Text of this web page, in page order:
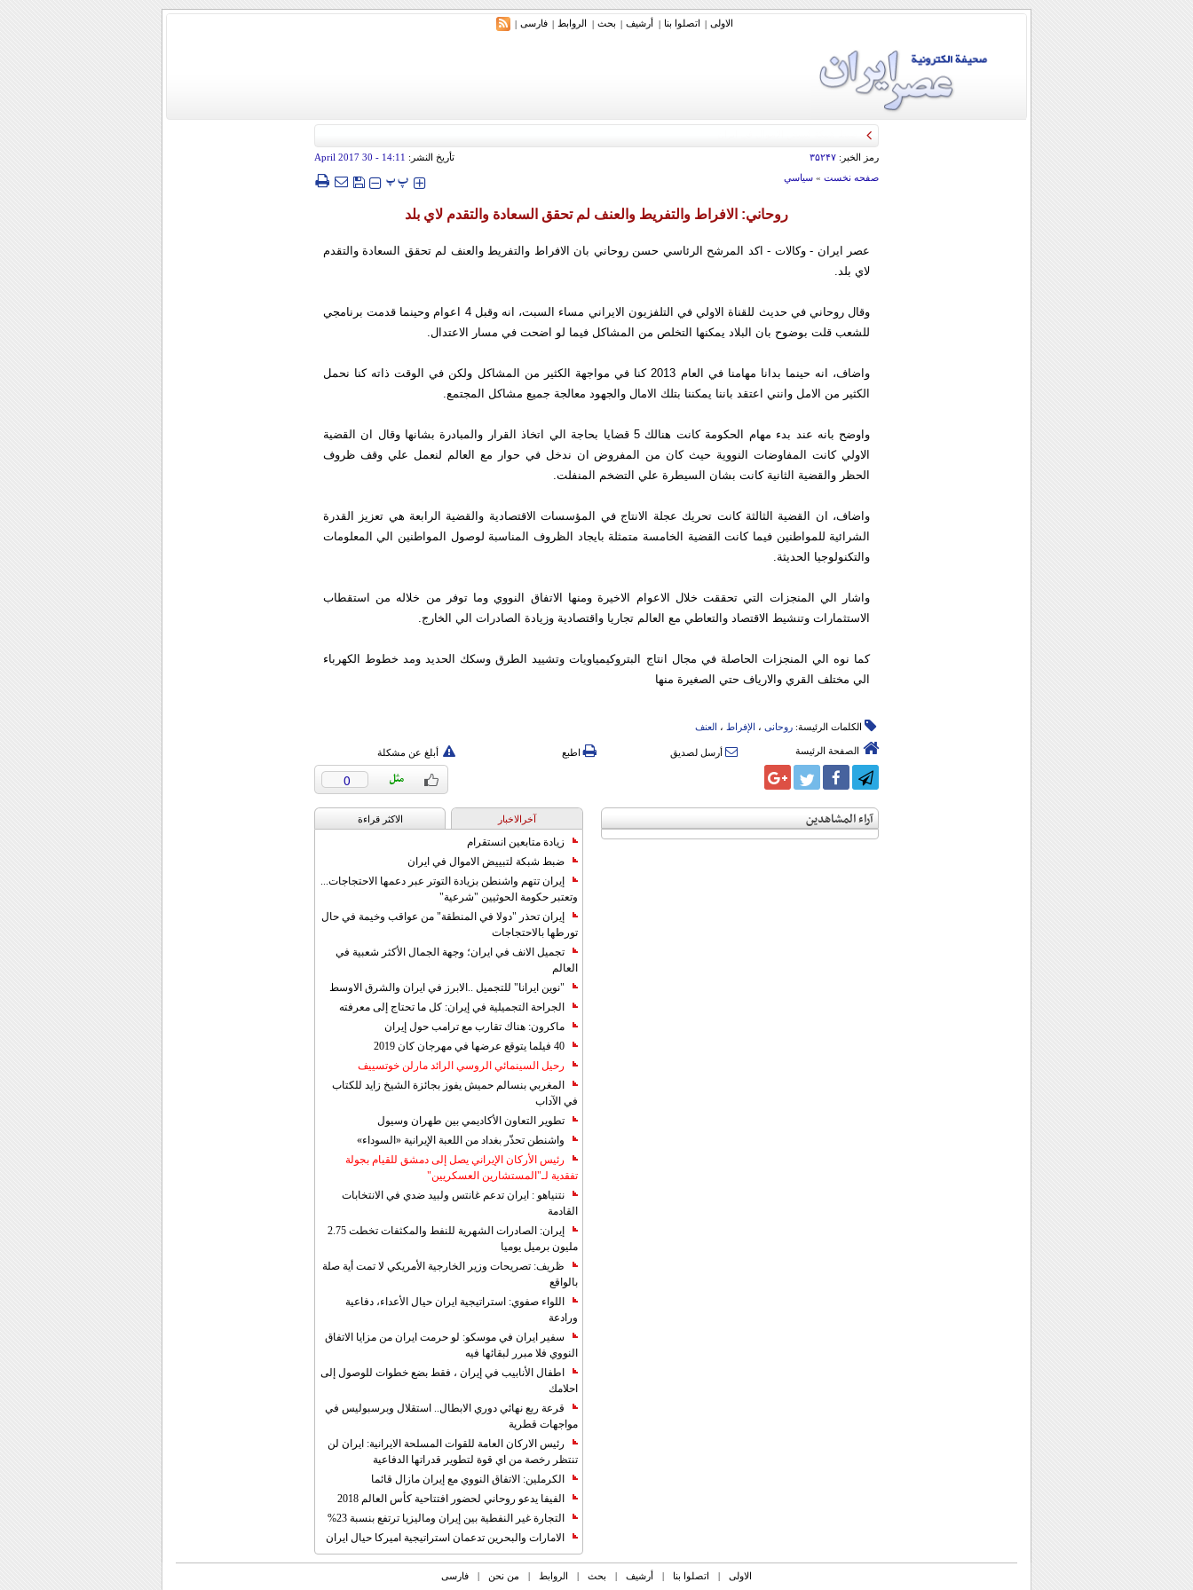
الاولی | اتصلوا بنا | أرشیف | بحث | الروابط | فارسی |
رمز الخبر: ۳۵۲۴۷ تأريخ النشر: 14:11
- 30 April 2017
صفحه نخست» سياسي ‍‍‍ پپ
روحاني: الافراط والتفريط والعنف لم تحقق السعادة والتقدم لاي بلد
عصر ايران - وكالات - اكد المرشح الرئاسي حسن روحاني بان الافراط والتفريط والعنف لم تحقق السعادة والتقدم
لاي بلد.
وقال روحاني في حديث للقناة الاولي في التلفزيون الايراني مساء السبت، انه وقبل 4 اعوام وحينما قدمت برنامجي
للشعب قلت بوضوح بان البلاد يمكنها التخلص من المشاكل فيما لو اضحت في مسار الاعتدال.
واضاف، انه حينما بدانا مهامنا في العام 2013 كنا في مواجهة الكثير من المشاكل ولكن في الوقت ذاته كنا نحمل
الكثير من الامل وانني اعتقد باننا يمكننا بتلك الامال والجهود معالجة جميع مشاكل المجتمع.
واوضح بانه عند بدء مهام الحكومة كانت هنالك 5 قضايا بحاجة الي اتخاذ القرار والمبادرة بشانها وقال ان القضية
الاولي كانت المفاوضات النووية حيث كان من المفروض ان ندخل في حوار مع العالم لنعمل علي وقف ظروف
الحظر والقضية الثانية كانت بشان السيطرة علي التضخم المنفلت.
واضاف، ان القضية الثالثة كانت تحريك عجلة الانتاج في المؤسسات الاقتصادية والقضية الرابعة هي تعزيز القدرة
الشرائية للمواطنين فيما كانت القضية الخامسة متمثلة بايجاد الظروف المناسبة لوصول المواطنين الي المعلومات
والتكنولوجيا الحديثة.
واشار الي المنجزات التي تحققت خلال الاعوام الاخيرة ومنها الاتفاق النووي وما توفر من خلاله من استقطاب
الاستثمارات وتنشيط الاقتصاد والتعاطي مع العالم تجاريا واقتصادية وزيادة الصادرات الي الخارج.
كما نوه الي المنجزات الحاصلة في مجال انتاج البتروكيمياويات وتشييد الطرق وسكك الحديد ومد خطوط الكهرباء
الي مختلف القري والارياف حتي الصغيرة منها
الكلمات الرئيسة: روحانی، الإفراط ، العنف
الصفحة الرئيسة أرسل لصديق اطبع أبلغ عن مشكلة
0
آراء المشاهدين آخرالاخبار الاکثر قراءة
زيادة متابعين انستقرام
ضبط شبكة لتبييض الاموال في ايران
إيران تتهم واشنطن بزيادة التوتر عبر دعمها الاحتجاجات...
وتعتبر حكومة الحوثيين "شرعية"
إيران تحذر "دولا في المنطقة" من عواقب وخيمة في حال
تورطها بالاحتجاجات
تجميل الانف في ايران؛ وجهة الجمال الأكثر شعبية في
العالم
"نوين ايرانا" للتجميل ..الابرز في ايران والشرق الاوسط
الجراحة التجميلية في إيران: كل ما تحتاج إلى معرفته
ماكرون: هناك تقارب مع ترامب حول إيران
40 فيلما يتوقع عرضها في مهرجان كان 2019
رحيل السينمائي الروسي الرائد مارلن خوتسييف
المغربي بنسالم حميش يفوز بجائزة الشيخ زايد للكتاب
في الآداب
تطوير التعاون الأكاديمي بين طهران وسيول
واشنطن تحذّر بغداد من اللعبة الإيرانية «السوداء»
رئيس الأركان الإيراني يصل إلى دمشق للقيام بجولة
تفقدية لـ"المستشارين العسكريين"
نتنياهو : ايران تدعم غانتس ولبيد ضدي في الانتخابات
القادمة
إيران: الصادرات الشهریة للنفط والمكثفات تخطت 2.75
مليون برميل يوميا
ظريف: تصريحات وزير الخارجية الأمريكي لا تمت أية صلة
بالواقع
اللواء صفوي: استراتيجية ايران حيال الأعداء، دفاعية
ورادعة
سفير ايران في موسكو: لو حرمت ايران من مزايا الاتفاق
النووي فلا مبرر لبقائها فيه
اطفال الأنابيب في إيران ، فقط بضع خطوات للوصول إلى
احلامك
قرعة ربع نهائي دوري الابطال.. استقلال وبرسبوليس في
مواجهات قطرية
رئيس الاركان العامة للقوات المسلحة الايرانية: ايران لن
تنتظر رخصة من اي قوة لتطوير قدراتها الدفاعية
الكرملين: الاتفاق النووي مع إيران مازال قائما
الفيفا يدعو روحاني لحضور افتتاحية كأس العالم 2018
التجارة غیر النفطیة بین إیران ومالیزیا ترتفع بنسبة 23%
الامارات والبحرين تدعمان استراتيجية اميركا حيال ايران
الاولی | اتصلوا بنا | أرشیف | بحث | الروابط | من نحن | فارسی